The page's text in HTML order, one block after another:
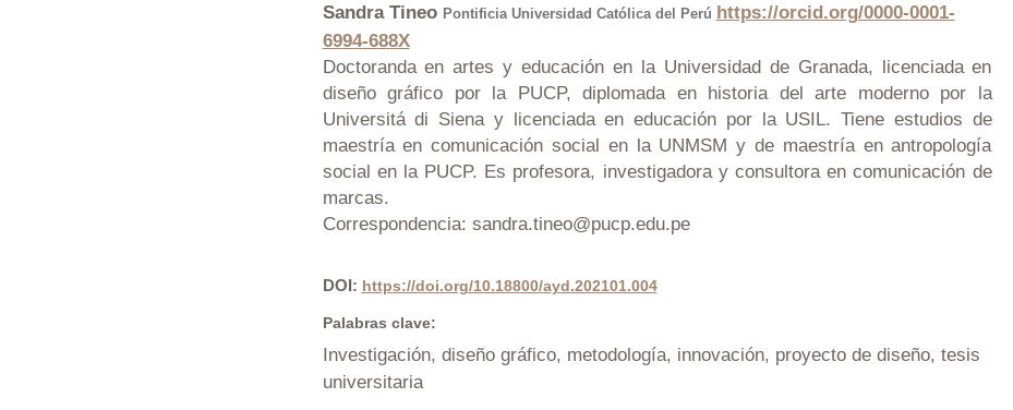
Sandra Tineo Pontificia Universidad Católica del Perú https://orcid.org/0000-0001-
6994-688X
Doctoranda en artes y educación en la Universidad de Granada, licenciada en
diseño gráfico por la PUCP, diplomada en historia del arte moderno por la
Universitá di Siena y licenciada en educación por la USIL. Tiene estudios de
maestría en comunicación social en la UNMSM y de maestría en antropología
social en la PUCP. Es profesora, investigadora y consultora en comunicación de
marcas.
Correspondencia: sandra.tineo@pucp.edu.pe
DOI: https://doi.org/10.18800/ayd.202101.004
Palabras clave:
Investigación, diseño gráfico, metodología, innovación, proyecto de diseño, tesis
universitaria